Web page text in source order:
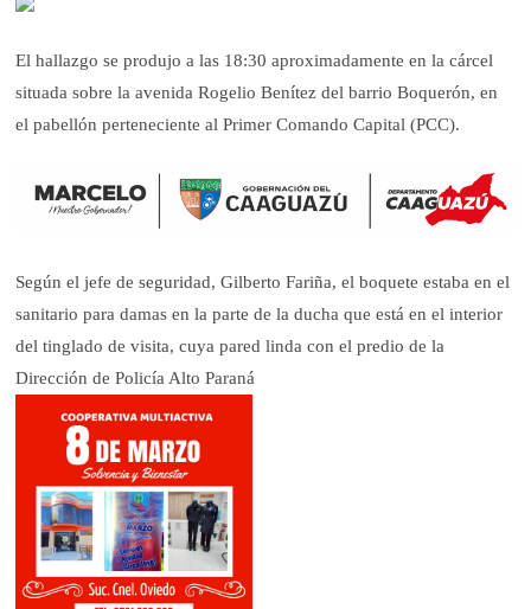
El hallazgo se produjo a las 18:30 aproximadamente en la cárcel
situada sobre la avenida Rogelio Benítez del barrio Boquerón, en
el pabellón perteneciente al Primer Comando Capital (PCC).
Según el jefe de seguridad, Gilberto Fariña, el boquete estaba en el
sanitario para damas en la parte de la ducha que está en el interior
del tinglado de visita, cuya pared linda con el predio de la
Dirección de Policía Alto Paraná